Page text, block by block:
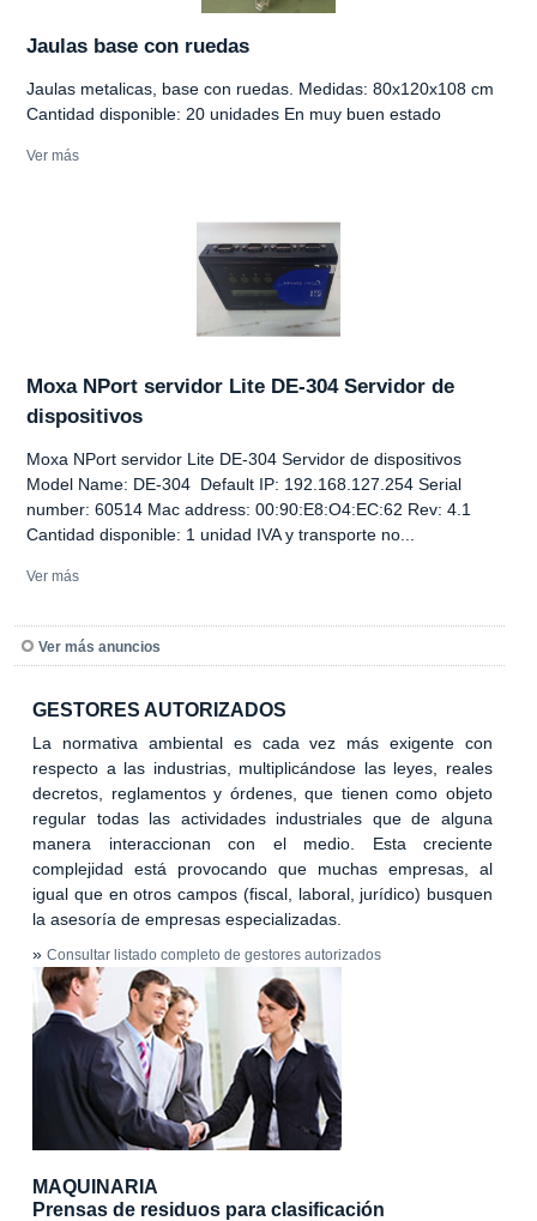
Jaulas base con ruedas
Jaulas metalicas, base con ruedas. Medidas: 80x120x108 cm
Cantidad disponible: 20 unidades En muy buen estado
Ver más
Moxa NPort servidor Lite DE-304 Servidor de
dispositivos
Moxa NPort servidor Lite DE-304 Servidor de dispositivos
Model Name: DE-304 Default IP: 192.168.127.254 Serial
number: 60514 Mac address: 00:90:E8:O4:EC:62 Rev: 4.1
Cantidad disponible: 1 unidad IVA y transporte no...
Ver más
Ver más anuncios
GESTORES AUTORIZADOS
La normativa ambiental es cada vez más exigente con
respecto a las industrias, multiplicándose las leyes, reales
decretos, reglamentos y órdenes, que tienen como objeto
regular todas las actividades industriales que de alguna
manera interaccionan con el medio. Esta creciente
complejidad está provocando que muchas empresas, al
igual que en otros campos (fiscal, laboral, jurídico) busquen
la asesoría de empresas especializadas.
» Consultar listado completo de gestores autorizados
MAQUINARIA
Prensas de residuos para clasificación